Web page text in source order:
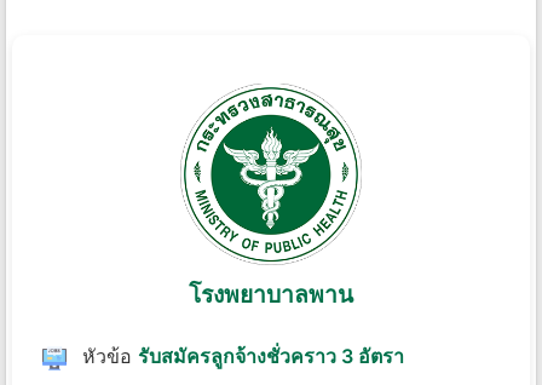
โรงพยาบาลพาน
หัวข้อ รับสมัครลูกจ้างชั่วคราว 3 อัตรา